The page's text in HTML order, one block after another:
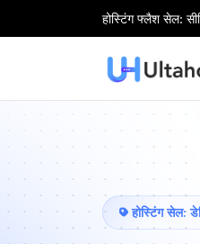
होस्टिंग फ्लैश सेल:
होस्टिंग सेल: